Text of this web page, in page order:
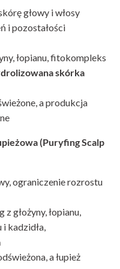
głowy i włosy
i pozostałości
łopianu, fitokompleks
skórka
a produkcja
(Puryfing Scalp
ograniczenie rozrostu
głożyny, łopianu,
kadzidła,
a łupież